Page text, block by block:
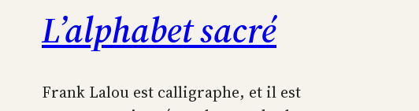
L’alphabet sacré
Frank Lalou est calligraphe, et il est